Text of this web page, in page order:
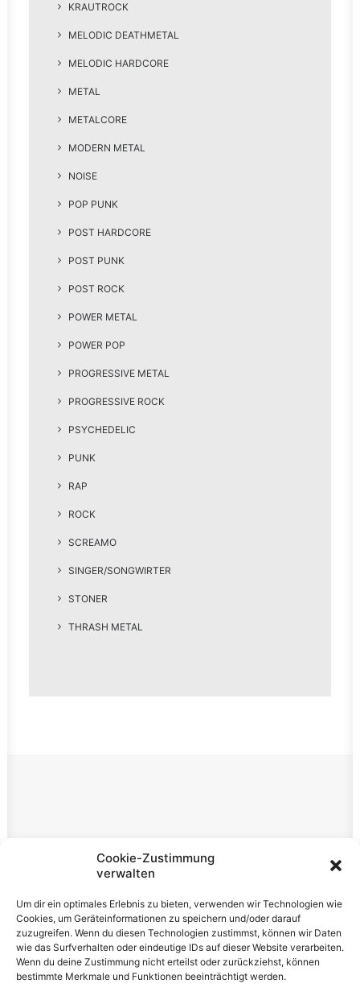
Cookie-Zustimmung
verwalten
Um dir ein optimales Erlebnis zu bieten, verwenden wir Technologien wie
Cookies, um Geräteinformationen zu speichern und/oder darauf
zuzugreifen. Wenn du diesen Technologien zustimmst, können wir Daten
wie das Surfverhalten oder eindeutige IDs auf dieser Website verarbeiten.
Wenn du deine Zustimmung nicht erteilst oder zurückziehst, können
bestimmte Merkmale und Funktionen beeinträchtigt werden.
KRAUTROCK
MELODIC DEATHMETAL
MELODIC HARDCORE
METAL
METALCORE
MODERN METAL
NOISE
POP PUNK
POST HARDCORE
POST PUNK
POST ROCK
POWER METAL
POWER POP
PROGRESSIVE METAL
PROGRESSIVE ROCK
PSYCHEDELIC
PUNK
RAP
ROCK
SCREAMO
SINGER/SONGWIRTER
STONER
THRASH METAL
Rechtliches
Datenschutzerklärung
Cookie-Richtlinie (EU)